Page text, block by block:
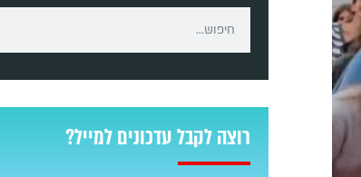
רוצה לקבל עדכונים למייל?